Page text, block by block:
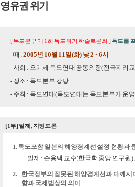
영유권 위기
[ 독도본부 제 1회 독도위기 학술토론회 ] 독도를
- 때 : 2005년 10월 11일(화) 낮 2 ~ 6시
- 사회 : 오기세 독도연대 공동의장(전국지리
- 장소 : 독도본부 강당
- 주최 : 독도연대(독도연대는 독도본부가 운
[1부] 발제, 지정토론
1. 독도포함 일본의 해양경계선 설정 현황과
발제 : 손용택 교수(한국학 중앙 연구원
2.
한국정부의 잘못된 해양경계선과 다께시
향과 국제법상의 의미